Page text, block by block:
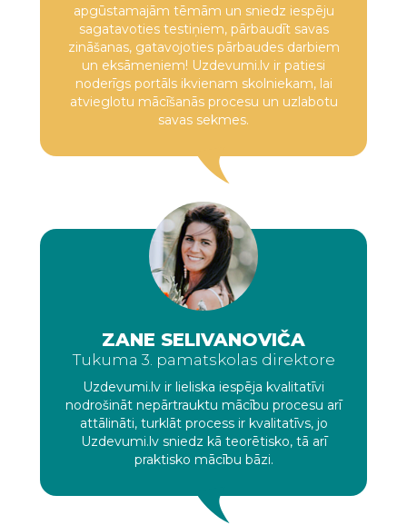
apgūstamajām tēmām un sniedz iespēju
sagatavoties testiņiem, pārbaudīt savas
zināšanas, gatavojoties pārbaudes darbiem
un eksāmeniem! Uzdevumi.lv ir patiesi
noderīgs portāls ikvienam skolniekam, lai
atvieglotu mācīšanās procesu un uzlabotu
savas sekmes.
ZANE SELIVANOVIČA
Tukuma 3. pamatskolas direktore
Uzdevumi.lv ir lieliska iespēja kvalitatīvi
nodrošināt nepārtrauktu mācību procesu arī
attālināti, turklāt process ir kvalitatīvs, jo
Uzdevumi.lv sniedz kā teorētisko, tā arī
praktisko mācību bāzi.